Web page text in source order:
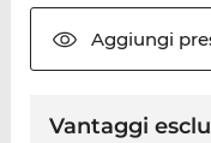
Aggiungi
Vantaggi